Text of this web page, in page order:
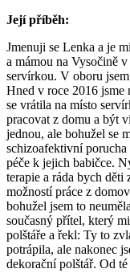
Její příběh:
Jmenuji se Lenka a je
a mámou na Vysočině
servírkou. V oboru
Hned v roce 2016 jsme
se vrátila na místo
pracovat z domu a být
jednou, ale bohužel se
schizoafektivní porucha
péče k jejich babičce.
terapie a ráda bych
možností práce z
bohužel jsem to
současný přítel, který
polštáře a řekl: Ty to
potrápila, ale nakonec
dekorační polštář. Od